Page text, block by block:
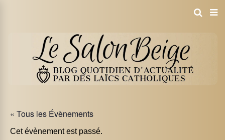
« Tous les Évènements
Cet évènement est passé.